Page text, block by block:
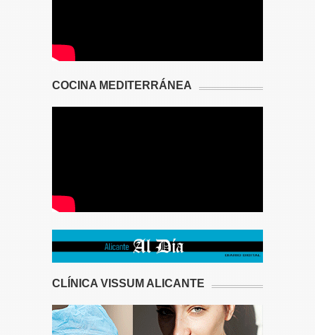
COCINA MEDITERRÁNEA
CLÍNICA VISSUM ALICANTE